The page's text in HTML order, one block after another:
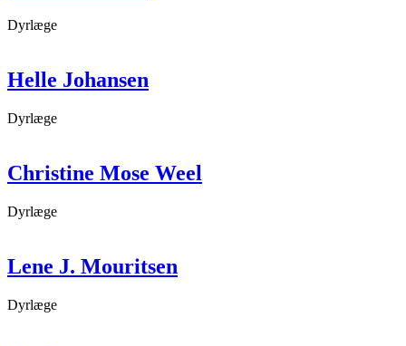
Dyrlæge
Helle Johansen
Dyrlæge
Christine Mose Weel
Dyrlæge
Lene J. Mouritsen
Dyrlæge